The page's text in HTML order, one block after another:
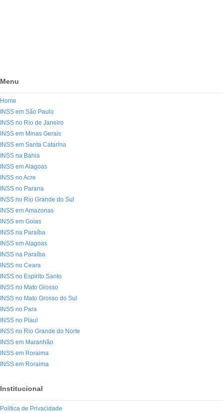
Menu
Home
INSS em São Paulo
INSS no Rio de Janeiro
INSS em Minas Gerais
INSS em Santa Catarina
INSS na Bahia
INSS em Alagoas
INSS no Acre
INSS no Parana
INSS no Rio Grande do Sul
INSS em Amazonas
INSS em Goias
INSS na Paraíba
INSS em Alagoas
INSS na Paraíba
INSS no Ceara
INSS no Espirito Santo
INSS no Mato Grosso
INSS no Mato Grosso do Sul
INSS no Para
INSS no Piaui
INSS no Rio Grande do Norte
INSS em Maranhão
INSS em Roraima
INSS em Roraima
Institucional
Politica de Privacidade